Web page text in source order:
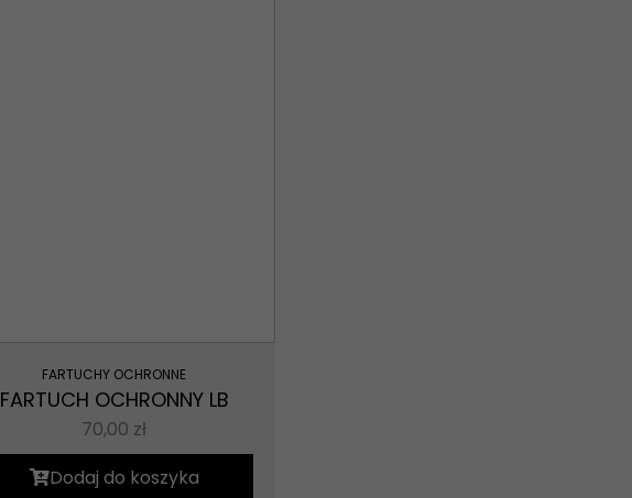
FARTUCHY OCHRONNE
FARTUCH OCHRONNY LB
70,00 zł
Dodaj do koszyka